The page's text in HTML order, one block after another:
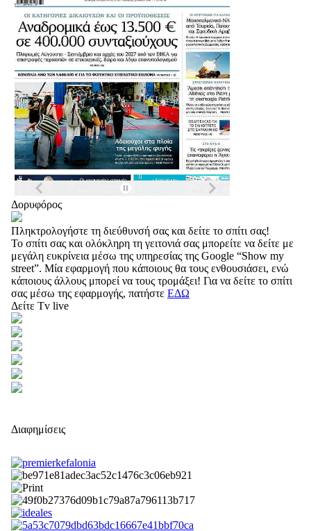
Δορυφόρος
Πληκτρολογήστε τη διεύθυνσή σας και δείτε το σπίτι σας!
Το σπίτι σας και ολόκληρη τη γειτονιά σας μπορείτε να δείτε με
μεγάλη ευκρίνεια μέσω της υπηρεσίας της Google “Show my
street”. Μία εφαρμογή που κάποιους θα τους ενθουσιάσει, ενώ
κάποιους άλλους μπορεί να τους τρομάξει! Για να δείτε το σπίτι
σας μέσω της εφαρμογής, πατήστε ΕΔΩ
Δείτε Tv live
Διαφημίσεις